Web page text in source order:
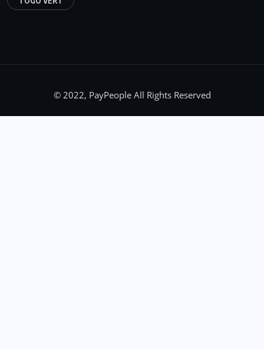
© 2022, PayPeople All Rights Reserved